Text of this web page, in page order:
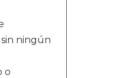
ningún
o